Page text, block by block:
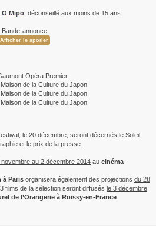
O Mipo , déconseillé aux moins de 15 ans
Bande-annonce
Opéra Premier
de la Culture du Japon
de la Culture du Japon
de la Culture du Japon
le 20 décembre, seront décernés le Soleil
et le prix de la presse.
novembre au 2 décembre 2014 au cinéma
à Paris organisera également des projections du 28
films de la sélection seront diffusés le 3 décembre
de l’Orangerie à Roissy-en-France